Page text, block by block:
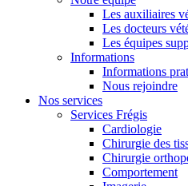
Les auxiliaires
Les docteurs
Les équipes
Informations
Informations
Nous rejoindre
Nos services
Services Frégis
Cardiologie
Chirurgie des
Chirurgie
Comportement